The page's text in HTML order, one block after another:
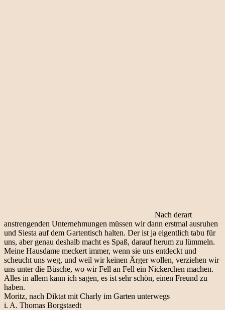
Nach derart
anstrengenden Unternehmungen müssen wir dann erstmal ausruhen
und Siesta auf dem Gartentisch halten. Der ist ja eigentlich tabu für
uns, aber genau deshalb macht es Spaß, darauf herum zu lümmeln.
Meine Hausdame meckert immer, wenn sie uns entdeckt und
scheucht uns weg, und weil wir keinen Ärger wollen, verziehen wir
uns unter die Büsche, wo wir Fell an Fell ein Nickerchen machen.
Alles in allem kann ich sagen, es ist sehr schön, einen Freund zu
haben.
Moritz, nach Diktat mit Charly im Garten unterwegs
i. A. Thomas Borgstaedt